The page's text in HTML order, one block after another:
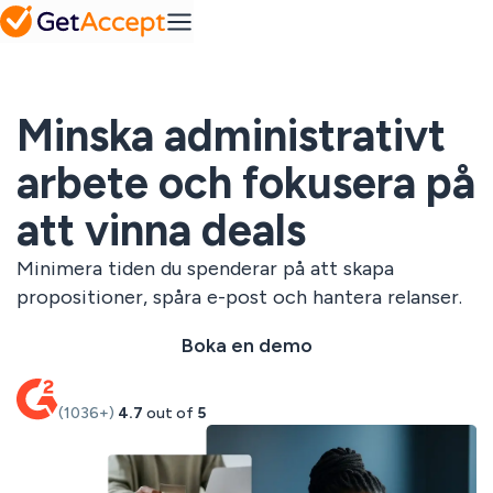
Avtalshantering
Säker och
centraliserad
avtalslagring
säljmaterial
Integrationer
SuperOffice
Upsales
Custom solutions
Lösningar
Industry
En lösning för varje
bransch
IT & tech
Tjänste- &
konsultföretag
Grossister &
återförsäljare
Resurser
frågor
Frequently
asked
questions
Blogg
Inspiration och
moderna säljteam
Pris
Minska administrativt
arbete och fokusera på
att vinna deals
Minimera tiden du spenderar på att skapa
propositioner, spåra e-post och hantera relanser.
Boka en demo
(1036+) 4.7 out of 5